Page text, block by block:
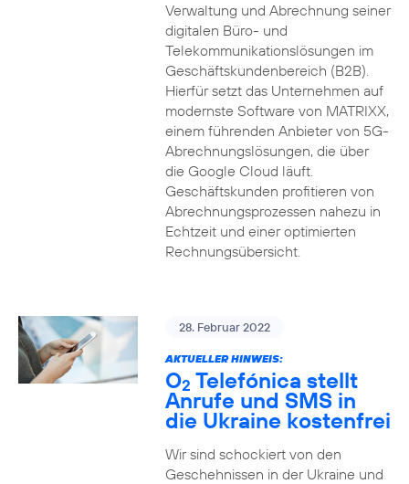
Verwaltung und Abrechnung seiner
digitalen Büro- und
Telekommunikationslösungen im
Geschäftskundenbereich (B2B).
Hierfür setzt das Unternehmen auf
modernste Software von MATRIXX,
einem führenden Anbieter von 5G-
Abrechnungslösungen, die über
die Google Cloud läuft.
Geschäftskunden profitieren von
Abrechnungsprozessen nahezu in
Echtzeit und einer optimierten
Rechnungsübersicht.
28. Februar 2022
AKTUELLER HINWEIS:
O2 Telefónica stellt
Anrufe und SMS in
die Ukraine kostenfrei
Wir sind schockiert von den
Geschehnissen in der Ukraine und